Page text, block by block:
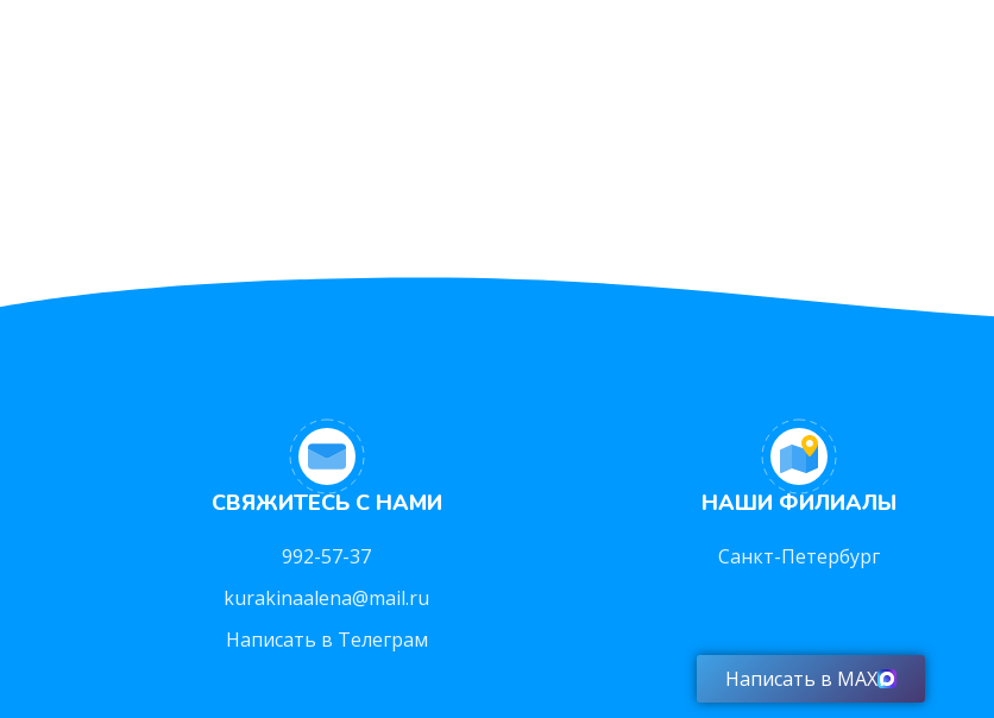
СВЯЖИТЕСЬ С НАМИ
992-57-37
kurakinaalena@mail.ru
Написать в Телеграм
НАШИ ФИЛИАЛЫ
Санкт-Петербург
Написать в MAX